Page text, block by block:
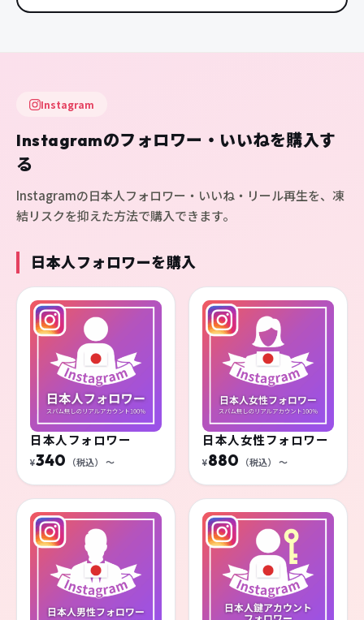
Instagram
Instagramのフォロワー・いいねを購入す
る
Instagramの日本人フォロワー・いいね・リール再生を、凍
結リスクを抑えた方法で購入できます。
日本人フォロワーを購入
日本人フォロワー
¥340 （税込） 〜
日本人女性フォロワー
¥880 （税込） 〜